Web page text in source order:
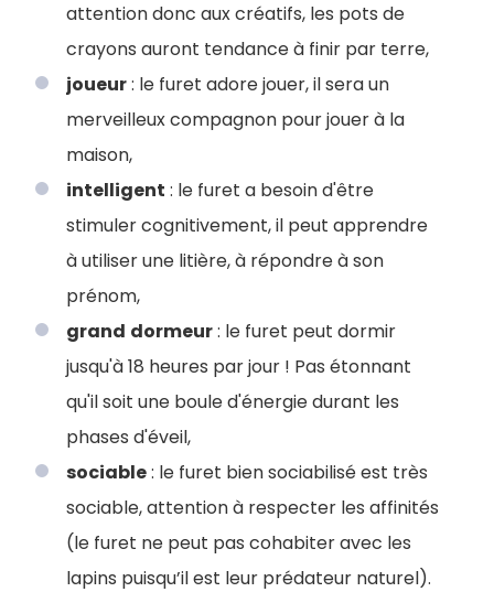
attention donc aux créatifs, les pots de
crayons auront tendance à finir par terre,
joueur: le furet adore jouer, il sera un
merveilleux compagnon pour jouer à la
maison,
intelligent : le furet a besoin d'être
stimuler cognitivement, il peut apprendre
à utiliser une litière, à répondre à son
prénom,
grand dormeur: le furet peut dormir
jusqu'à 18 heures par jour ! Pas étonnant
qu'il soit une boule d'énergie durant les
phases d'éveil,
sociable: le furet bien sociabilisé est très
sociable, attention à respecter les affinités
(le furet ne peut pas cohabiter avec les
lapins puisqu’il est leur prédateur naturel).